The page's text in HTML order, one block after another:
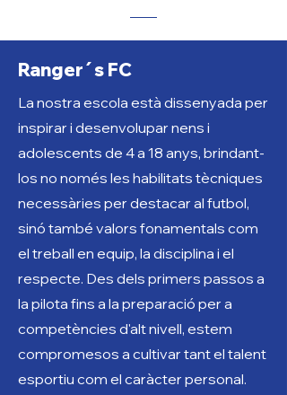
Ranger´s FC
La nostra escola està dissenyada per
inspirar i desenvolupar nens i
adolescents de 4 a 18 anys, brindant-
los no només les habilitats tècniques
necessàries per destacar al futbol,
sinó també valors fonamentals com
el treball en equip, la disciplina i el
respecte. Des dels primers passos a
la pilota fins a la preparació per a
competències d'alt nivell, estem
compromesos a cultivar tant el talent
esportiu com el caràcter personal.